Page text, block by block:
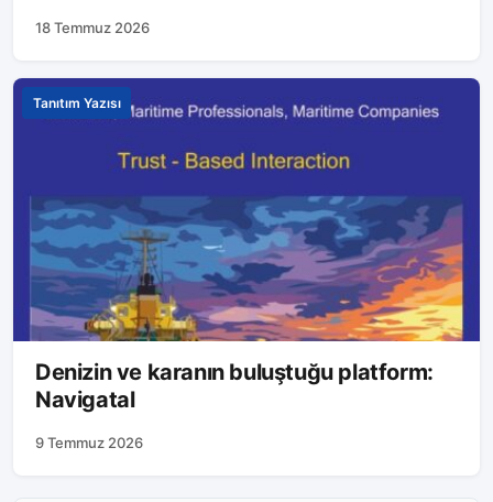
18 Temmuz 2026
Tanıtım Yazısı
Denizin ve karanın buluştuğu platform:
Navigatal
9 Temmuz 2026